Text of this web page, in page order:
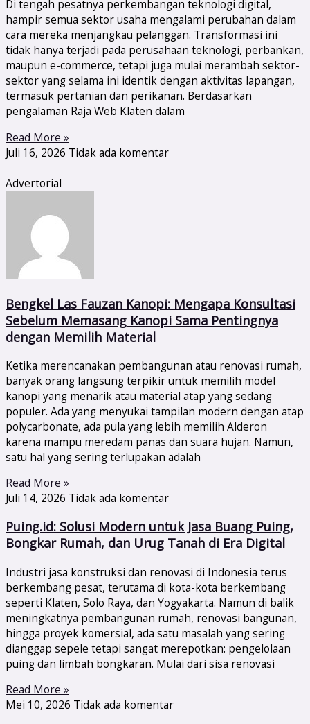
Di tengah pesatnya perkembangan teknologi digital,
hampir semua sektor usaha mengalami perubahan dalam
cara mereka menjangkau pelanggan. Transformasi ini
tidak hanya terjadi pada perusahaan teknologi, perbankan,
maupun e-commerce, tetapi juga mulai merambah sektor-
sektor yang selama ini identik dengan aktivitas lapangan,
termasuk pertanian dan perikanan. Berdasarkan
pengalaman Raja Web Klaten dalam
Read More »
Juli 16, 2026 Tidak ada komentar
Advertorial
Bengkel Las Fauzan Kanopi: Mengapa Konsultasi
Sebelum Memasang Kanopi Sama Pentingnya
dengan Memilih Material
Ketika merencanakan pembangunan atau renovasi rumah,
banyak orang langsung terpikir untuk memilih model
kanopi yang menarik atau material atap yang sedang
populer. Ada yang menyukai tampilan modern dengan atap
polycarbonate, ada pula yang lebih memilih Alderon
karena mampu meredam panas dan suara hujan. Namun,
satu hal yang sering terlupakan adalah
Read More »
Juli 14, 2026 Tidak ada komentar
Puing.id: Solusi Modern untuk Jasa Buang Puing,
Bongkar Rumah, dan Urug Tanah di Era Digital
Industri jasa konstruksi dan renovasi di Indonesia terus
berkembang pesat, terutama di kota-kota berkembang
seperti Klaten, Solo Raya, dan Yogyakarta. Namun di balik
meningkatnya pembangunan rumah, renovasi bangunan,
hingga proyek komersial, ada satu masalah yang sering
dianggap sepele tetapi sangat merepotkan: pengelolaan
puing dan limbah bongkaran. Mulai dari sisa renovasi
Read More »
Mei 10, 2026 Tidak ada komentar